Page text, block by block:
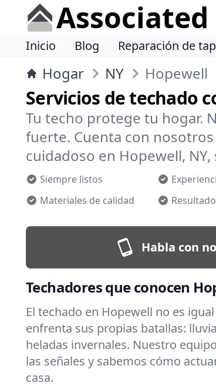
Inicio Blog Reparación de
Hogar NY Hopewell
Servicios de techado
Tu techo protege tu hogar.
fuerte. Cuenta con
cuidadoso en Hopewell,
Siempre listos
Materiales de calidad
Habla con
Techadores que conocen
El techado en Hopewell no es
enfrenta sus propias batallas:
heladas invernales. Nuestro
las señales y sabemos cómo
casa.